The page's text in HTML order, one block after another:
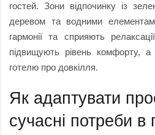
гостей. Зони відпочинку із
деревом та водними
гармонії та сприяють
підвищують рівень комфорту,
готелю про довкілля.
Як адаптувати
сучасні потреби в